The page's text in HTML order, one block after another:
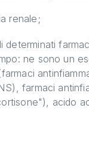
renale;
determinati
ne sono un
farmaci
acido